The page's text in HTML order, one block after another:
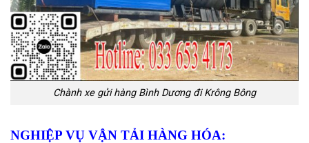
Chành xe gửi hàng Bình Dương đi Krông Bông
NGHIỆP VỤ VẬN TẢI HÀNG HÓA: